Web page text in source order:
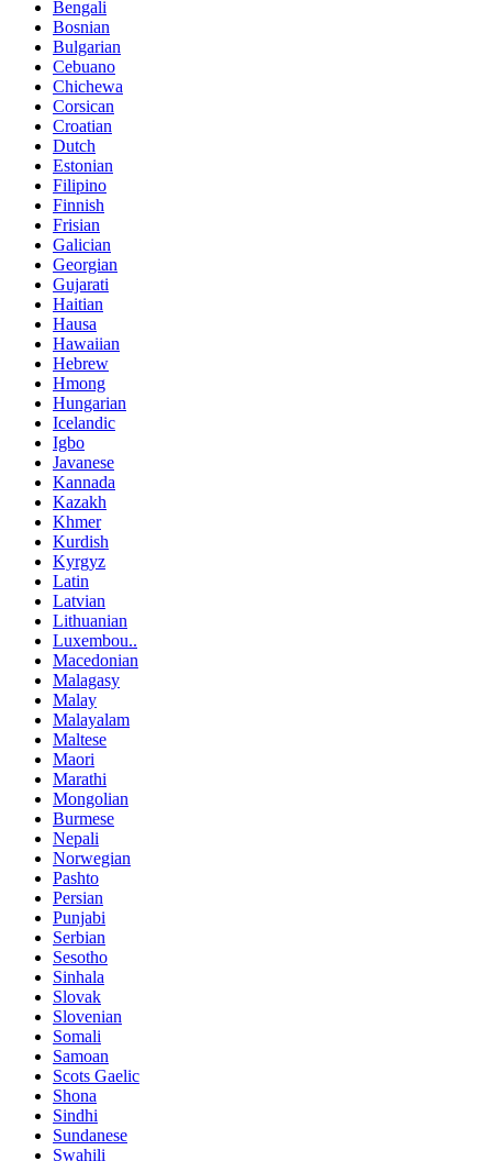
Bengali
Bosnian
Bulgarian
Cebuano
Chichewa
Corsican
Croatian
Dutch
Estonian
Filipino
Finnish
Frisian
Galician
Georgian
Gujarati
Haitian
Hausa
Hawaiian
Hebrew
Hmong
Hungarian
Icelandic
Igbo
Javanese
Kannada
Kazakh
Khmer
Kurdish
Kyrgyz
Latin
Latvian
Lithuanian
Luxembou..
Macedonian
Malagasy
Malay
Malayalam
Maltese
Maori
Marathi
Mongolian
Burmese
Nepali
Norwegian
Pashto
Persian
Punjabi
Serbian
Sesotho
Sinhala
Slovak
Slovenian
Somali
Samoan
Scots Gaelic
Shona
Sindhi
Sundanese
Swahili